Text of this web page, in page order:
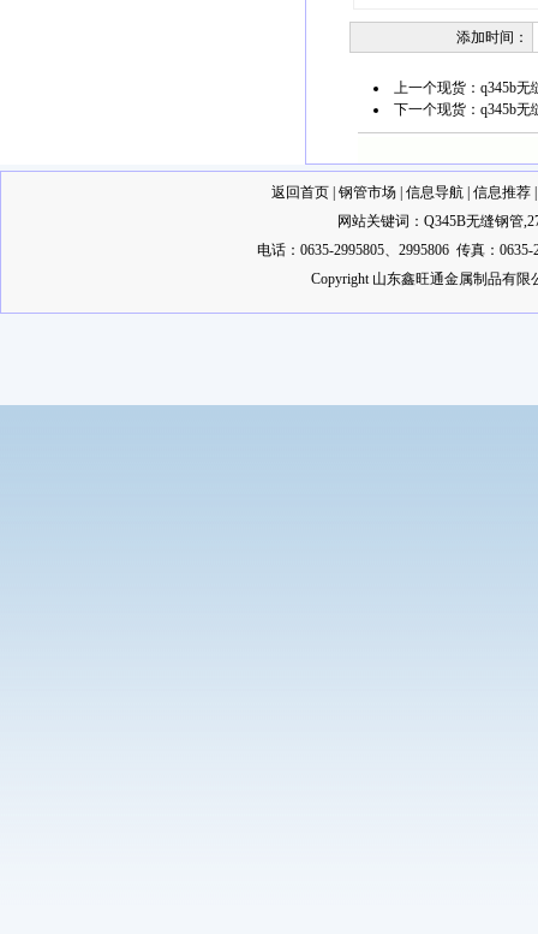
添加时间：
上一个现货： q345b无
下一个现货： q345b无
返回首页 钢管市场 信息导航 信息推荐
网站关键词： Q345B无缝钢管,
电话：0635-2995805、2995806 传真：
Copyright 山东鑫旺通金属制品有